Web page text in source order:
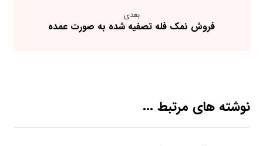
بعدی
فروش نمک فله تصفیه شده به صورت عمده
نوشته های مرتبط ...